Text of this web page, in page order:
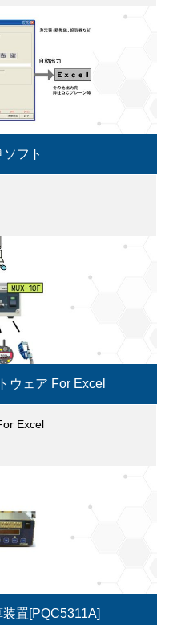
フト
ウェア For Excel
Excel
置[PQC5311A]